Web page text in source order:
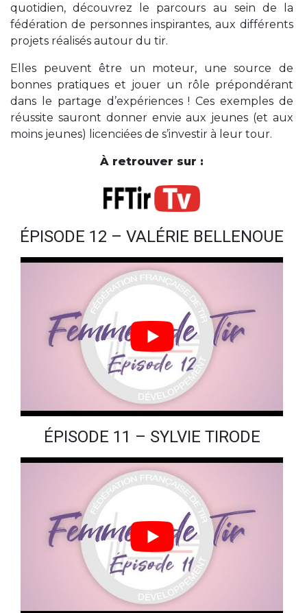
quotidien, découvrez le parcours au sein de la
fédération de personnes inspirantes, aux différents
projets réalisés autour du tir.
Elles peuvent être un moteur, une source de
bonnes pratiques et jouer un rôle prépondérant
dans le partage d’expériences ! Ces exemples de
réussite sauront donner envie aux jeunes (et aux
moins jeunes) licenciées de s’investir à leur tour.
À retrouver sur :
ÉPISODE 12 – VALÉRIE BELLENOUE
ÉPISODE 11 – SYLVIE TIRODE